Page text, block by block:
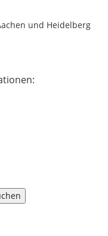
und Heidelberg